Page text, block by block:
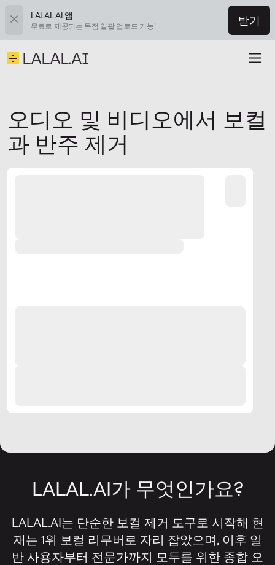
LALAL.AI 앱
무료로 제공되는 독점 일괄 업로드 기능! 받기
오디오 및 비디오에서 보컬
과 반주 제거
LALAL.AI가 무엇인가요?
LALAL.AI는 단순한 보컬 제거 도구로 시작해 현
재는 1위 보컬 리무버로 자리 잡았으며, 이후 일
반 사용자부터 전문가까지 모두를 위한 종합 오